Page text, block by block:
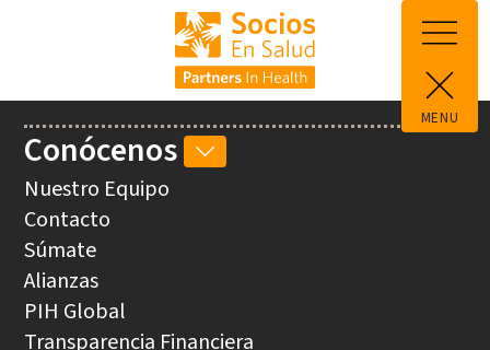
Pasar al contenido principal
MENU
Main
navigation
Conócenos
CONÓCENOS
Nuestro Equipo
Contacto
Súmate
Alianzas
PIH Global
Transparencia Financiera